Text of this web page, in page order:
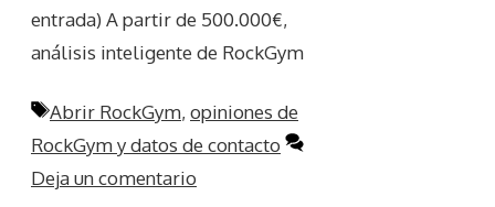
entrada) A partir de 500.000€,
análisis inteligente de RockGym
Etiquetas
Abrir RockGym, opiniones de
RockGym y datos de contacto
Deja un comentario